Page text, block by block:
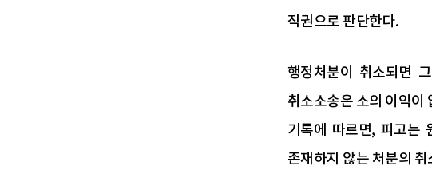
직권으로 판단한다.
행정처분이 취소되면
취소소송은 소의 이익
기록에 따르면, 피고는
존재하지 않는 처분의